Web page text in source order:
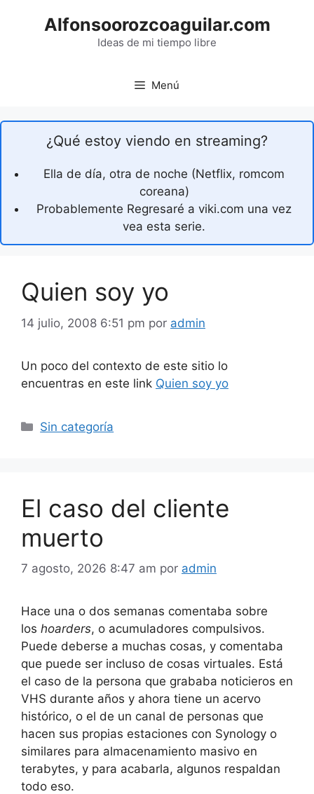
Alfonsoorozcoaguilar.com
Ideas de mi tiempo libre
Menú
¿Qué estoy viendo en streaming?
Ella de día, otra de noche (Netflix, romcom
coreana)
Probablemente Regresaré a viki.com una vez
vea esta serie.
Quien soy yo
14 julio, 2008 6:51 pm por admin
Un poco del contexto de este sitio lo
encuentras en este link Quien soy yo
Categorías
Sin categoría
El caso del cliente
muerto
7 agosto, 2026 8:47 am por admin
Hace una o dos semanas comentaba sobre
los hoarders, o acumuladores compulsivos.
Puede deberse a muchas cosas, y comentaba
que puede ser incluso de cosas virtuales. Está
el caso de la persona que grababa noticieros en
VHS durante años y ahora tiene un acervo
histórico, o el de un canal de personas que
hacen sus propias estaciones con Synology o
similares para almacenamiento masivo en
terabytes, y para acabarla, algunos respaldan
todo eso.